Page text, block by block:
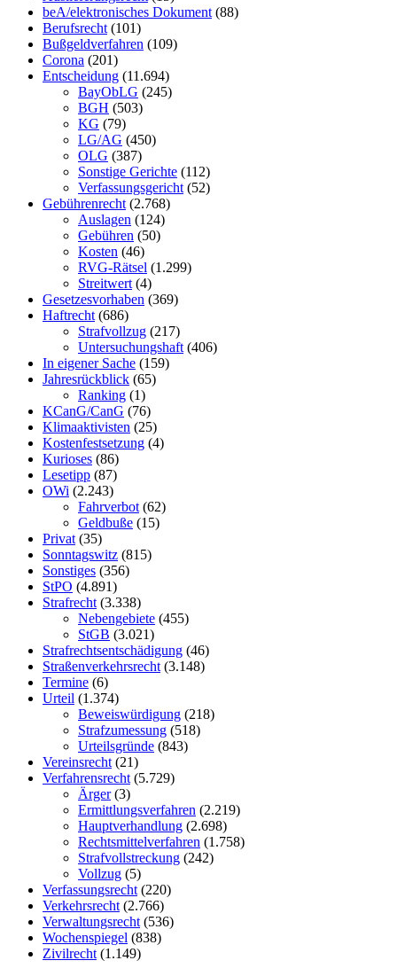
beA/elektronisches Dokument (88)
Berufsrecht (101)
Bußgeldverfahren (109)
Corona (201)
Entscheidung (11.694)
BayObLG (245)
BGH (503)
KG (79)
LG/AG (450)
OLG (387)
Sonstige Gerichte (112)
Verfassungsgericht (52)
Gebührenrecht (2.768)
Auslagen (124)
Gebühren (50)
Kosten (46)
RVG-Rätsel (1.299)
Streitwert (4)
Gesetzesvorhaben (369)
Haftrecht (686)
Strafvollzug (217)
Untersuchungshaft (406)
In eigener Sache (159)
Jahresrückblick (65)
Ranking (1)
KCanG/CanG (76)
Klimaaktivisten (25)
Kostenfestsetzung (4)
Kurioses (86)
Lesetipp (87)
OWi (2.243)
Fahrverbot (62)
Geldbuße (15)
Privat (35)
Sonntagswitz (815)
Sonstiges (356)
StPO (4.891)
Strafrecht (3.338)
Nebengebiete (455)
StGB (3.021)
Strafrechtsentschädigung (46)
Straßenverkehrsrecht (3.148)
Termine (6)
Urteil (1.374)
Beweiswürdigung (218)
Strafzumessung (518)
Urteilsgründe (843)
Vereinsrecht (21)
Verfahrensrecht (5.729)
Ärger(3)
Ermittlungsverfahren (2.219)
Hauptverhandlung (2.698)
Rechtsmittelverfahren (1.758)
Strafvollstreckung (242)
Vollzug (5)
Verfassungsrecht (220)
Verkehrsrecht (2.766)
Verwaltungsrecht (536)
Wochenspiegel (838)
Zivilrecht (1.149)